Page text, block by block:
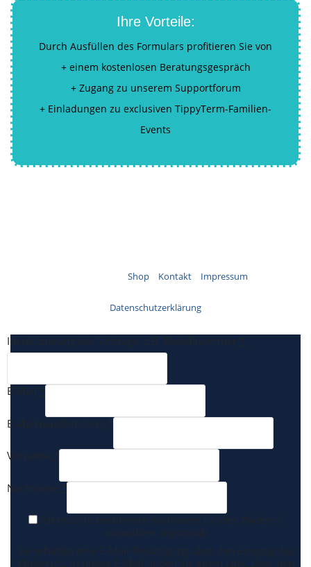
Ihre Vorteile:
Durch Ausfüllen des Formulars profitieren Sie von
+ einem kostenlosen Beratungsgespräch
+ Zugang zu unserem Supportforum
+ Einladungen zu exclusiven TippyTerm-Familien-
Events
Shop| Kontakt| Impressum
Datenschutzerklärung
Identifizierung des Vertrags, z.B. Bestellnummer
E-Mail
E-Mail (wiederholen)
Vorname
Nachname
Ich möchte bestimmte Positionen für den Widerruf